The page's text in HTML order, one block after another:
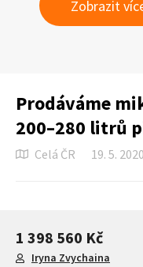
Zobrazit
Prodáváme
200–280 litrů
Celá ČR 19. 5.
1 398 560 Kč
Iryna Zvychaina